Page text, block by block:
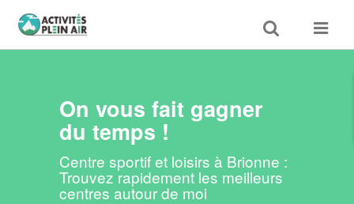
Toggle
search
Toggle
On vous fait gagner
du temps !
Centre sportif et loisirs à Brionne :
Trouvez rapidement les meilleurs
centres autour de moi